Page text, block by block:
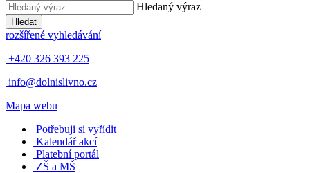
Hledaný výraz
Hledat
rozšířené vyhledávání
+420 326 393 225
info@dolnislivno.cz
Mapa webu
Potřebuji si vyřídit
Kalendář akcí
Platební portál
ZŠ a MŠ